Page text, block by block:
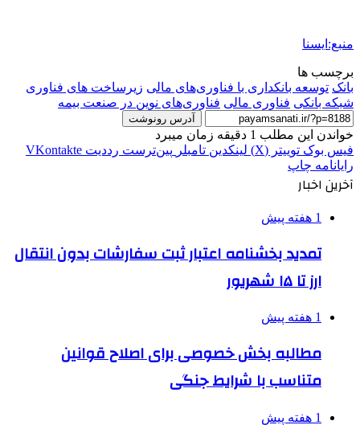
منبع:ایسنا
برچسب ها
بانک توسعه بانکداری با فناوری‌های مالی زیرساخت های فناوری
شبکه بانکی فناوری مالی فناوری‌های نوین در صنعت بیمه
آدرس رونوشت
خواندن این مطلب 1 دقیقه زمان میبرد
فیس بوک توییتر (X) لینکدین ‫تامبلر ‫پین‌ترست ‫رددیت ‫VKontakte
رایانامه چاپ
آخرین اخبار
1 هفته پیش
تمدید بخشنامه اعتبار ثبت سفارشات بدون انتقال
ارز تا ۱۵ شهریور
1 هفته پیش
مطالبه بخش خصوصی برای اصلاح قوانین
متناسب با شرایط جنگی
1 هفته پیش